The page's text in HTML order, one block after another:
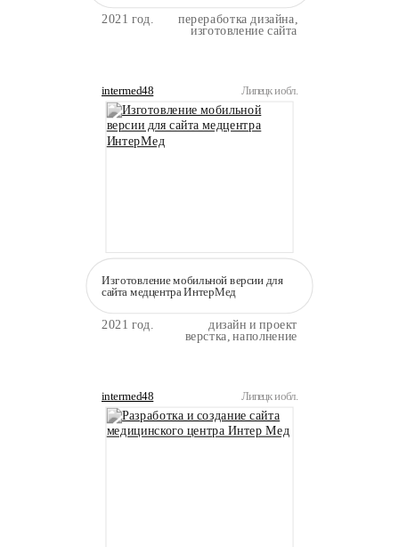
2021 год. переработка дизайна,
изготовление сайта
intermed48 Липецк и обл.
Изготовление мобильной версии для
сайта медцентра ИнтерМед
2021 год. дизайн и проект
верстка, наполнение
intermed48 Липецк и обл.